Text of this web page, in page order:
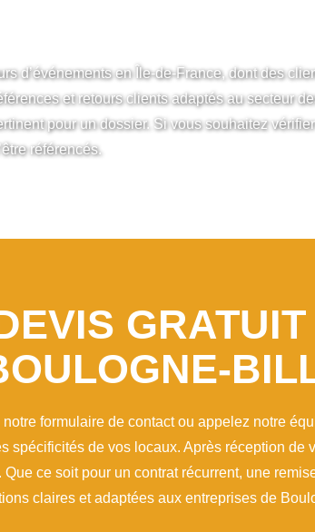
d’événements en Île-de-France, dont des
et retours clients adaptés au secteur
pour un dossier. Si vous souhaitez
référencés.
formulaire de contact ou appelez notre
spécificités de vos locaux. Après réception
ce soit pour un contrat récurrent, une
claires et adaptées aux entreprises de